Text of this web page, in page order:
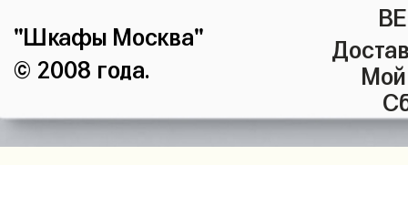
"Шкафы Москва"
© 2008 года.